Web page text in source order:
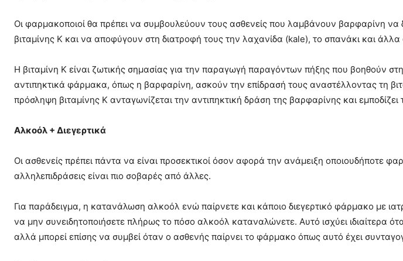
Οι φαρμακοποιοί θα πρέπει να συμβουλεύουν τους ασθενείς που λαμβάνουν βαρφαρίνη
βιταμίνης Κ και να αποφύγουν στη διατροφή τους την λαχανίδα (kale), το σπανάκι και
Η βιταμίνη Κ είναι ζωτικής σημασίας για την παραγωγή παραγόντων πήξης που βοηθούν
αντιπηκτικά φάρμακα, όπως η βαρφαρίνη, ασκούν την επίδρασή τους αναστέλλοντας τη
πρόσληψη βιταμίνης Κ ανταγωνίζεται την αντιπηκτική δράση της βαρφαρίνης και
Αλκοόλ + Διεγερτικά
Οι ασθενείς πρέπει πάντα να είναι προσεκτικοί όσον αφορά την ανάμειξη οποιουδήποτε
αλληλεπιδράσεις είναι πιο σοβαρές από άλλες.
Για παράδειγμα, η κατανάλωση αλκοόλ ενώ παίρνετε και κάποιο διεγερτικό φάρμακο με
να μην συνειδητοποιήσετε πλήρως το πόσο αλκοόλ καταναλώνετε. Αυτό ισχύει ιδιαίτερα
αλλά μπορεί επίσης να συμβεί όταν ο ασθενής παίρνει το φάρμακο όπως αυτό έχει